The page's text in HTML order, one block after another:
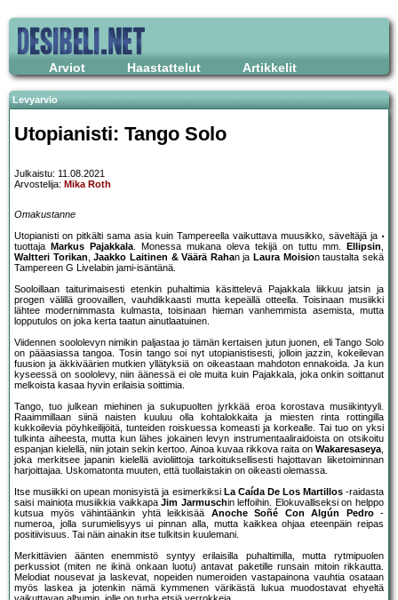
Arviot Haastattelut Artikkelit
Levyarvio
Utopianisti: Tango Solo
Julkaistu: 11.08.2021
Arvostelija: Mika Roth
Omakustanne
Utopianisti on pitkälti sama asia kuin Tampereella vaikuttava muusikko, säveltäjä ja
tuottaja
Markus Pajakkala. Monessa mukana oleva tekijä on tuttu mm. Ellipsin,
Waltteri Torikan,Jaakko Laitinen & Väärä Rahan ja Laura Moision taustalta sekä
Tampereen G Livelabin jami-isäntänä.
Sooloillaan taiturimaisesti etenkin puhaltimia käsittelevä Pajakkala liikkuu jatsin ja
progen välillä groovaillen, vauhdikkaasti mutta kepeällä otteella. Toisinaan musiikki
lähtee modernimmasta kulmasta, toisinaan hieman vanhemmista asemista, mutta
lopputulos on joka kerta taatun ainutlaatuinen.
Viidennen soololevyn nimikin paljastaa jo tämän kertaisen jutun juonen, eli Tango Solo
on pääasiassa tangoa. Tosin tango soi nyt utopianistisesti, jolloin jazzin, kokeilevan
fuusion ja äkkiväärien mutkien yllätyksiä on oikeastaan mahdoton ennakoida. Ja kun
kyseessä on soololevy, niin äänessä ei ole muita kuin Pajakkala, joka onkin soittanut
melkoista kasaa hyvin erilaisia soittimia.
Tango, tuo julkean miehinen ja sukupuolten jyrkkää eroa korostava musiikintyyli.
Raaimmillaan siinä naisten kuuluu olla kohtalokkaita ja miesten rinta rottingilla
kukkoilevia pöyhkeilijöitä, tunteiden roiskuessa komeasti ja korkealle. Tai tuo on yksi
tulkinta aiheesta, mutta kun lähes jokainen levyn instrumentaaliraidoista on otsikoitu
espanjan kielellä, niin jotain sekin kertoo. Ainoa kuvaa rikkova raita on Wakaresaseya,
joka merkitsee japanin kielellä avioliittoja tarkoituksellisesti hajottavan liiketoiminnan
harjoittajaa. Uskomatonta muuten, että tuollaistakin on oikeasti olemassa.
Itse musiikki on upean monisyistä ja esimerkiksi La Caída De Los Martillos-raidasta
saisi mainiota musiikkia vaikkapaJim Jarmuschin leffoihin. Elokuvalliseksi on helppo
kutsua myös vähintäänkin yhtä leikkisää Anoche Soñé Con Algún Pedro-
numeroa, jolla surumielisyys ui pinnan alla, mutta kaikkea ohjaa eteenpäin reipas
positiivisuus. Tai näin ainakin itse tulkitsin kuulemani.
Merkittävien äänten enemmistö syntyy erilaisilla puhaltimilla, mutta rytmipuolen
perkussiot (miten ne ikinä onkaan luotu) antavat paketille runsain mitoin rikkautta.
Melodiat nousevat ja laskevat, nopeiden numeroiden vastapainona vauhtia osataan
myös laskea ja jotenkin nämä kymmenen värikästä lukua muodostavat ehyeltä